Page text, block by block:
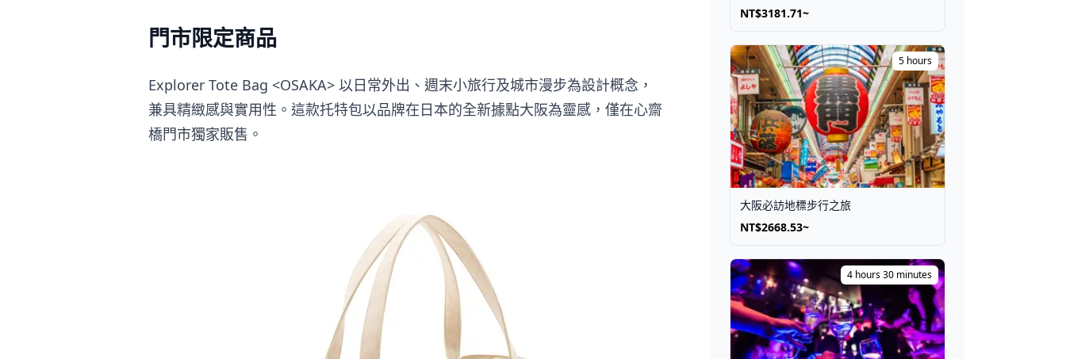
門市限定商品
Explorer Tote Bag <OSAKA> 以日常外出、週末小旅行及城市漫步為設計概念，
兼具精緻感與實用性。這款托特包以品牌在日本的全新據點大阪為靈感，僅在心齋
橋門市獨家販售。
NT$3181.71~
5 hours
大阪必訪地標步行之旅
NT$2668.53~
4 hours 30 minutes